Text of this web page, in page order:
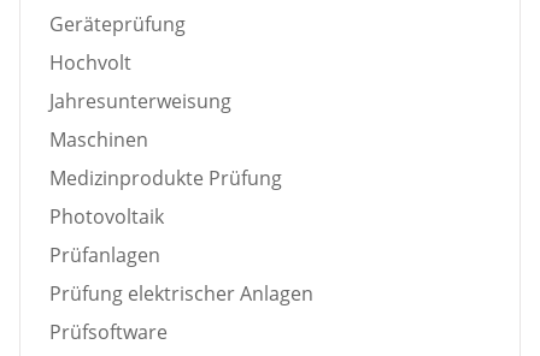
Geräteprüfung
Hochvolt
Jahresunterweisung
Maschinen
Medizinprodukte Prüfung
Photovoltaik
Prüfanlagen
Prüfung elektrischer Anlagen
Prüfsoftware